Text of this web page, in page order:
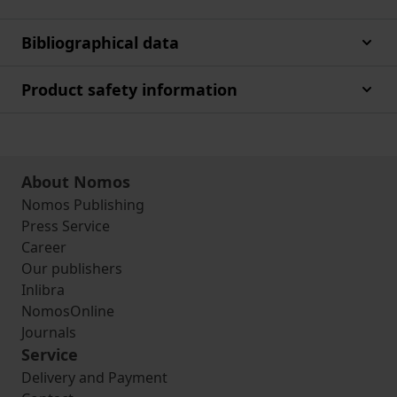
Bibliographical data
Product safety information
About Nomos
Nomos Publishing
Press Service
Career
Our publishers
Inlibra
NomosOnline
Journals
Service
Delivery and Payment